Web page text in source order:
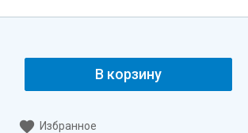
В корзину
Избранное